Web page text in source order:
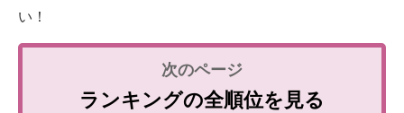
い！
ランキングの全順位を見る